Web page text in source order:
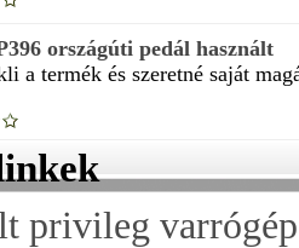
országúti pedál használt
a termék és szeretné saját
privileg